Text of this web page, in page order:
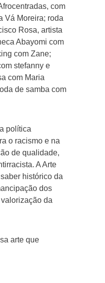
com
Vá Moreira; roda
Rosa, artista
Abayomi com
com Zane;
stefanny e
com Maria
de samba com
política
o racismo e na
de qualidade,
A Arte
histórico da
dos
da
arte que